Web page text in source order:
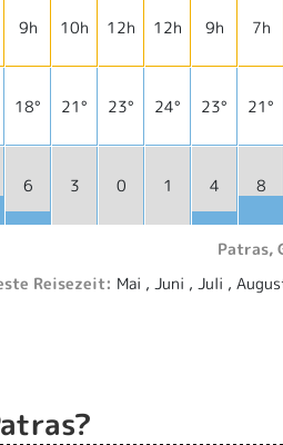
9h 10h 12h 12h 9h 7h
18° 21° 23° 24° 23° 21°
6 3 0 1 4 8
Patras,
Reisezeit: Mai , Juni , Juli ,